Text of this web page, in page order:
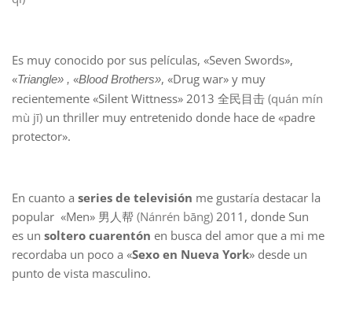
Es muy conocido por sus películas, «Seven Swords»,
«Triangle» , «Blood Brothers», «Drug war» y muy
recientemente «Silent Wittness» 2013 全民目击 (quán mín
mù jī) un thriller muy entretenido donde hace de «padre
protector».
En cuanto a series de televisión me gustaría destacar la
popular «Men» 男人帮 (Nánrén bāng) 2011, donde Sun
es un soltero cuarentón en busca del amor que a mi me
recordaba un poco a «Sexo en Nueva York» desde un
punto de vista masculino.